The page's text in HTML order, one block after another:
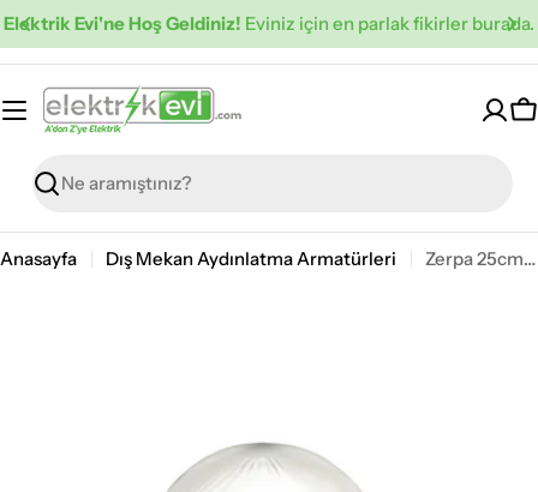
İçeriğe
Elektrik Evi'ne Hoş Geldiniz! Eviniz için en parlak fikirler burada.
Ara
Anasayfa Dış Mekan Aydınlatma Armatürleri Zerpa 25cm Prizmatik Armatür Yedek Aksesuarları Z 1136